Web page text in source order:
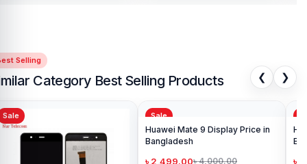
Selling
Category Best Selling Products ❮ ❯
Sale Sale